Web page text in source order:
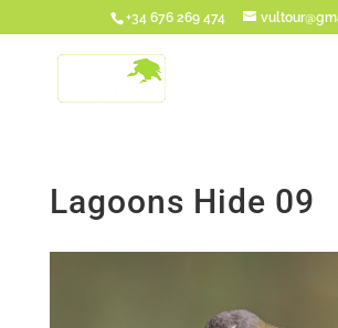
+34 676 269 474
Lagoons Hide 09